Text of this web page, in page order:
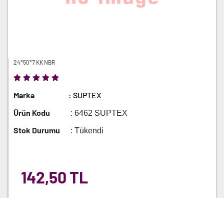
24*50*7 KK NBR
Marka
: SUPTEX
Ürün Kodu
: 6462 SUPTEX
Stok Durumu : Tükendi
142,50 TL